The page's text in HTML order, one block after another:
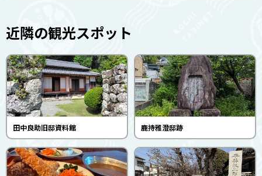
近隣の観光スポット
田中良助旧邸資料館 鹿持雅澄邸跡